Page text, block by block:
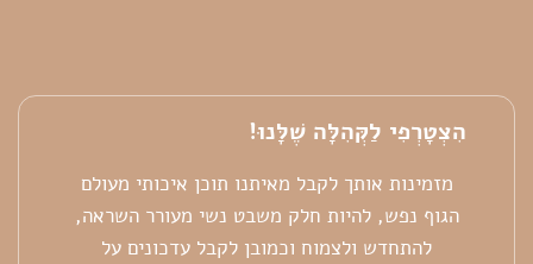
הִצְטָרְפִי לַקְּהִלָּה שֶׁלָּנוּ!
מזמינות אותך לקבל מאיתנו תוכן איכותי מעולם
הגוף נפש, להיות חלק משבט נשי מעורר השראה,
להתחדש ולצמוח וכמובן לקבל עדכונים על